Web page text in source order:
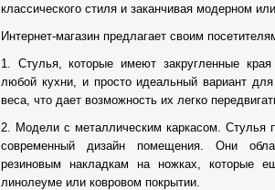
классического стиля и заканчивая модерном
Интернет-магазин предлагает своим
1. Стулья, которые имеют закругленные
любой кухни, и просто идеальный вариант
веса, что дает возможность их легко
2. Модели с металлическим каркасом. Стулья
современный дизайн помещения. Они
резиновым накладкам на ножках, которые
линолеуме или ковровом покрытии.